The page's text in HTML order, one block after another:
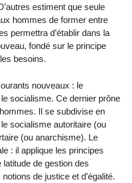
estiment que seule
hommes de former entre
permettra d’établir dans la
fondé sur le principe
besoins.
nouveaux : le
socialisme. Ce dernier prône
Il se subdivise en
socialisme autoritaire (ou
(ou anarchisme). Le
: il applique les principes
latitude de gestion des
de justice et d’égalité.